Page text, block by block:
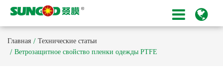
Главная
Технические статьи
Ветрозащитное свойство пленки одежды PTFE